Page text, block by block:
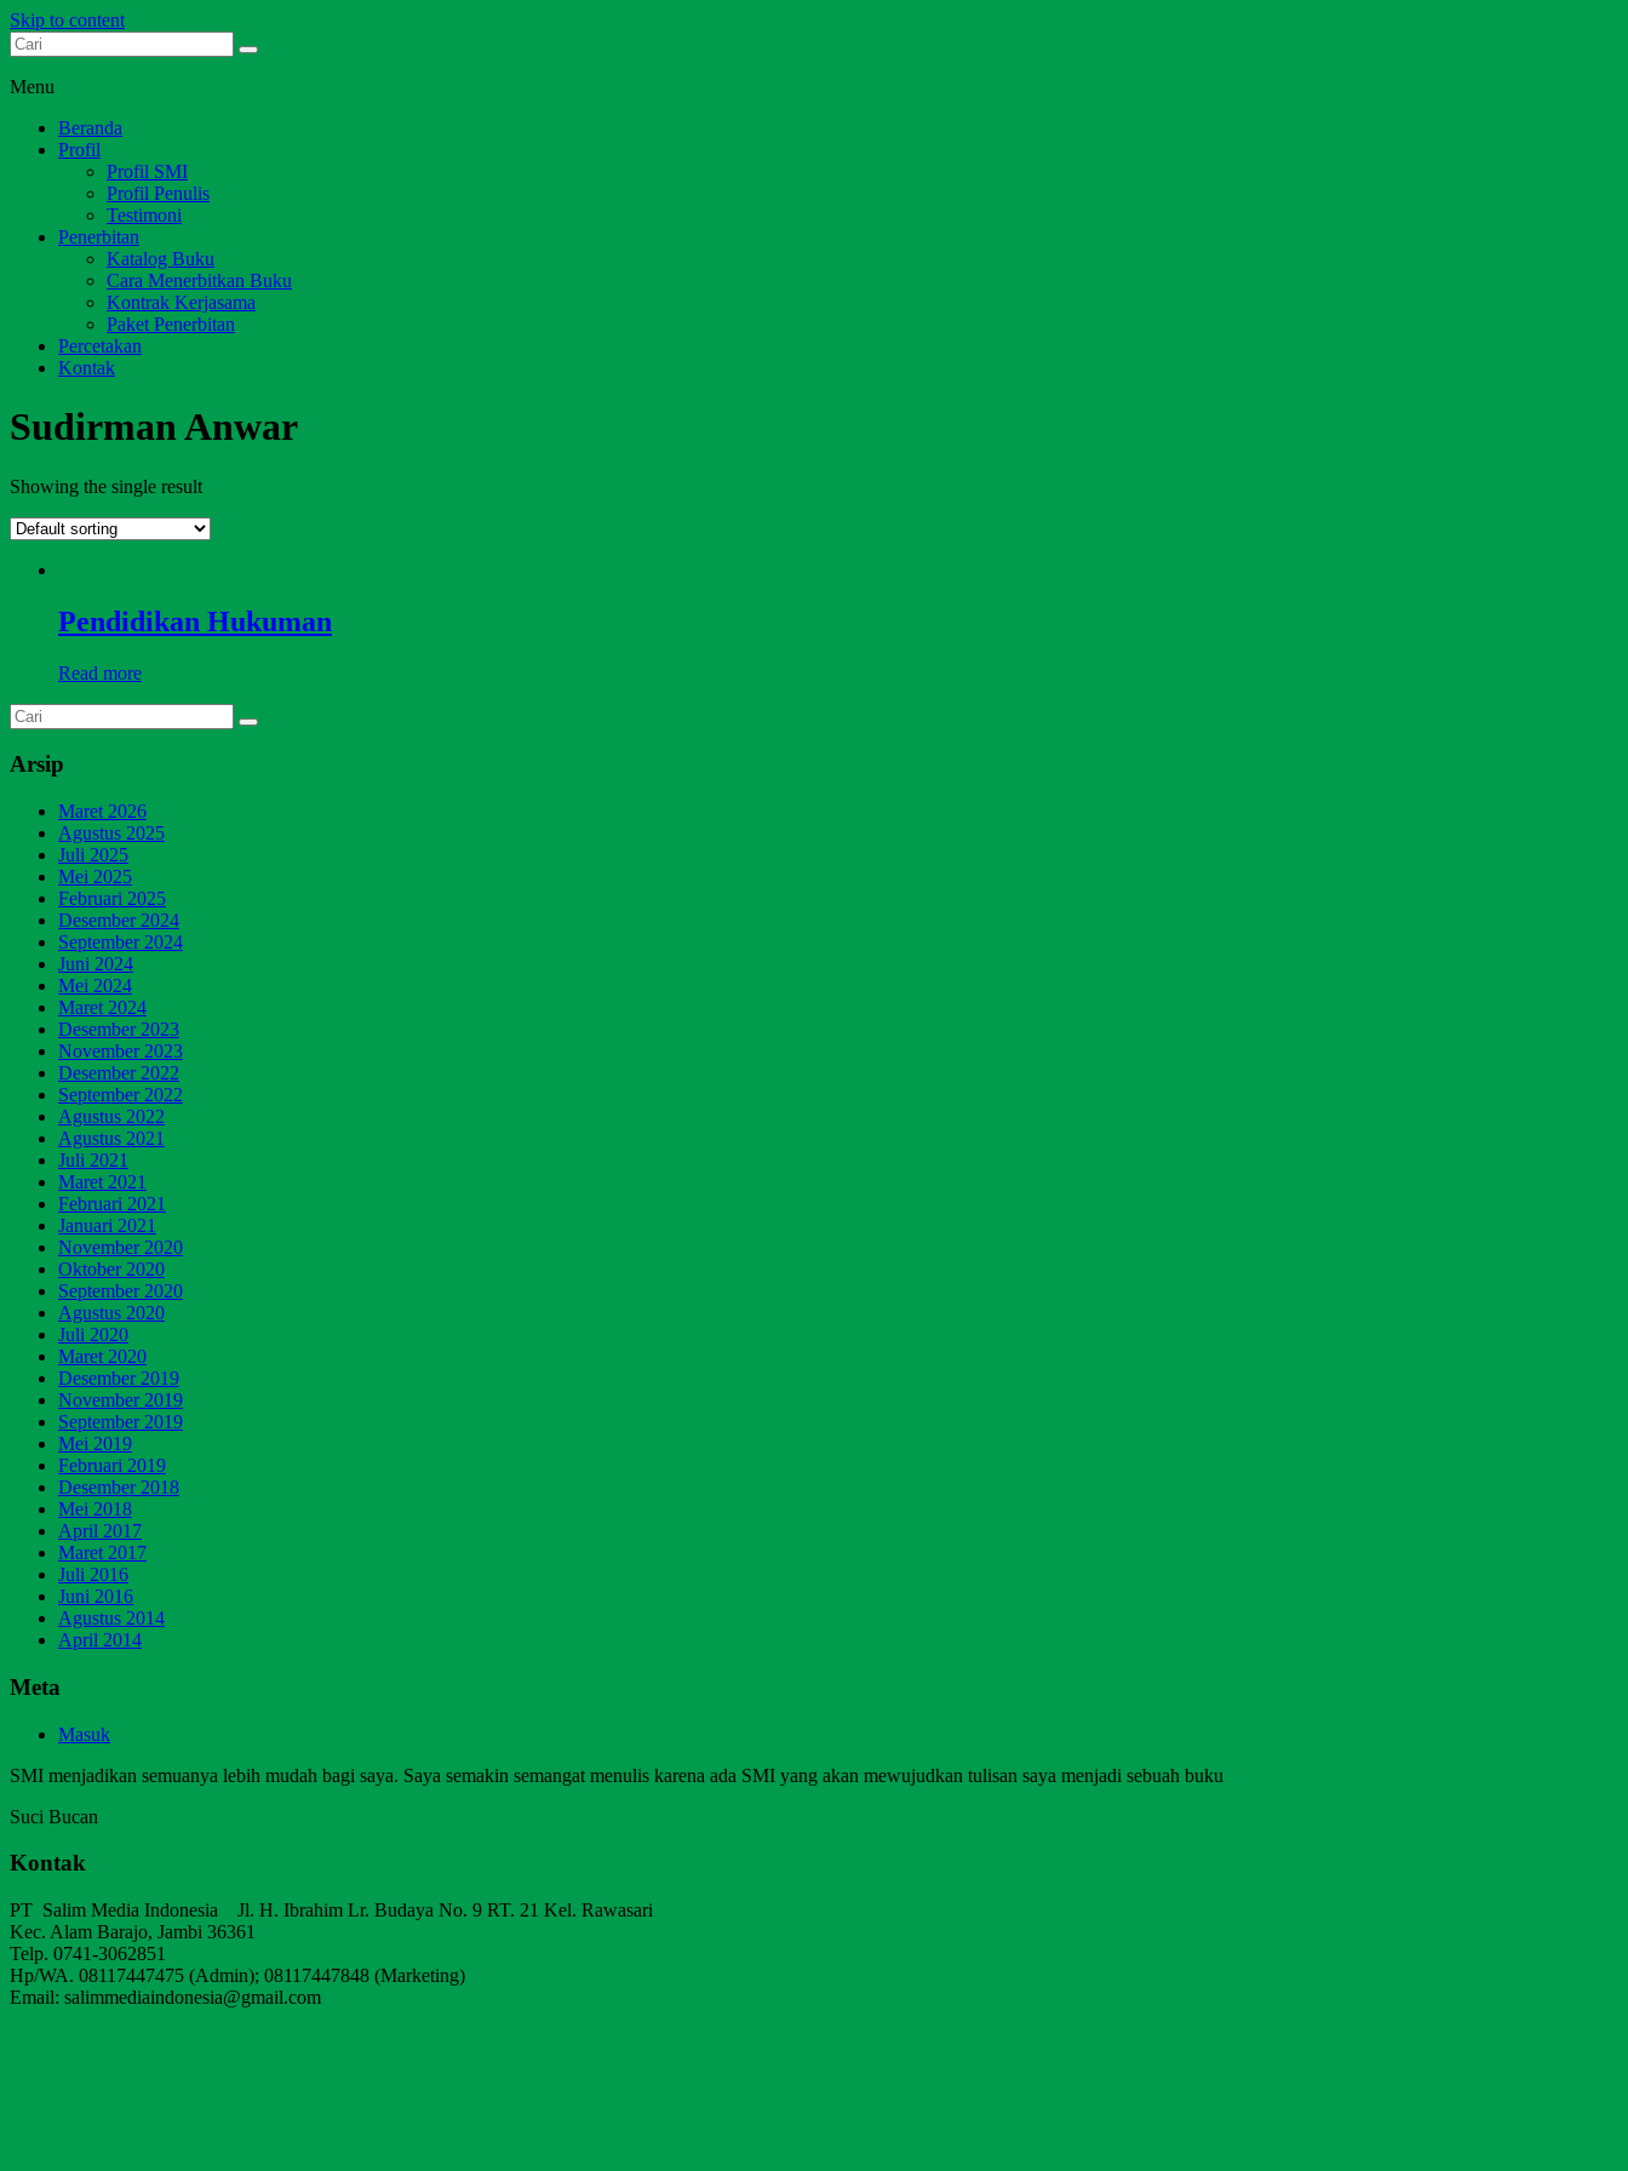
Skip to content
Dari Jambi untuk Indonesia
Menu
Beranda
Profil
Profil SMI
Profil Penulis
Testimoni
Penerbitan
Katalog Buku
Cara Menerbitkan Buku
Kontrak Kerjasama
Paket Penerbitan
Percetakan
Kontak
Sudirman Anwar
Showing the single result
Pendidikan Hukuman
Read more
Arsip
Maret 2026
Agustus 2025
Juli 2025
Mei 2025
Februari 2025
Desember 2024
September 2024
Juni 2024
Mei 2024
Maret 2024
Desember 2023
November 2023
Desember 2022
September 2022
Agustus 2022
Agustus 2021
Juli 2021
Maret 2021
Februari 2021
Januari 2021
November 2020
Oktober 2020
September 2020
Agustus 2020
Juli 2020
Maret 2020
Desember 2019
November 2019
September 2019
Mei 2019
Februari 2019
Desember 2018
Mei 2018
April 2017
Maret 2017
Juli 2016
Juni 2016
Agustus 2014
April 2014
Meta
Masuk
SMI menjadikan semuanya lebih mudah bagi saya. Saya semakin semangat menulis karena ada SMI yang akan mewujudkan tulisan saya menjadi sebuah buku
Suci Bucan
Kontak
PT Salim Media Indonesia Jl. H. Ibrahim Lr. Budaya No. 9 RT. 21 Kel. Rawasari
Kec. Alam Barajo, Jambi 36361
Telp. 0741-3062851
Hp/WA. 08117447475 (Admin); 08117447848 (Marketing)
Email: salimmediaindonesia@gmail.com